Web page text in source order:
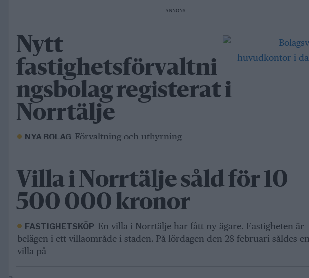
ANNONS
Nytt
fastighetsförvaltni
ngsbolag registerat i
Norrtälje
NYA BOLAG Förvaltning och uthyrning
Villa i Norrtälje såld för 10
500 000 kronor
FASTIGHETSKÖP En villa i Norrtälje har fått ny ägare. Fastigheten är
belägen i ett villaområde i staden. På lördagen den 28 februari såldes en
villa på